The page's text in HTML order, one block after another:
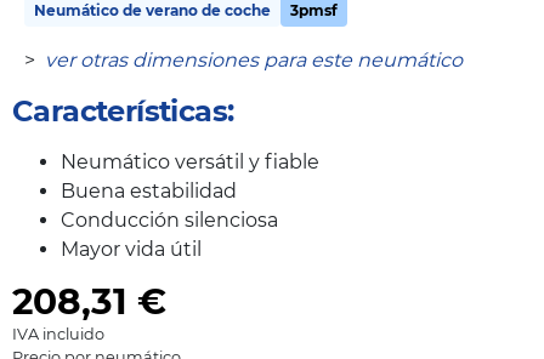
Neumático de verano de coche 3pmsf
> ver otras dimensiones para este neumático
Características:
Neumático versátil y fiable
Buena estabilidad
Conducción silenciosa
Mayor vida útil
208,31 €
IVA incluido